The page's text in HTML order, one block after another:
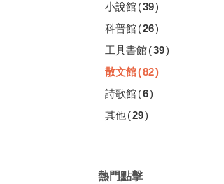
小說館(39)
科普館(26)
工具書館(39)
散文館(82)
詩歌館(6)
其他(29)
熱門點擊